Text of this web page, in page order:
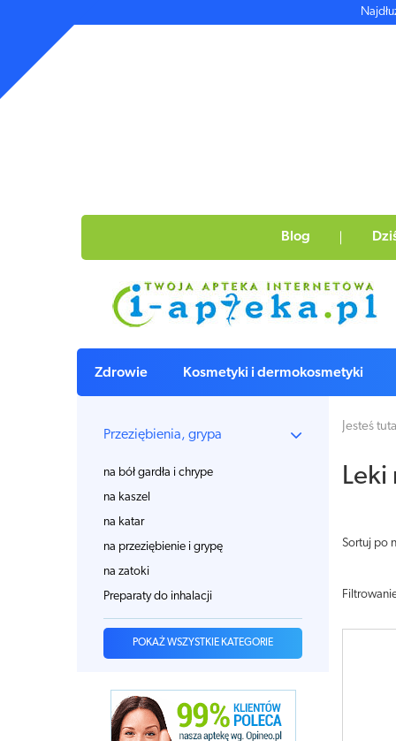
Blog
Zdrowie Kosmetyki i dermokosmetyki
Przeziębienia, grypa
na bół gardła i chrype
na kaszel
na katar
na przeziębienie i grypę
na zatoki
Preparaty do inhalacji
POKAŻ WSZYSTKIE KATEGORIE
Jesteś
Leki
Sortuj po